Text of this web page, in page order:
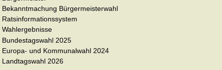
Bekanntmachung Bürgermeisterwahl
Ratsinformationssystem
Wahlergebnisse
Bundestagswahl 2025
Europa- und Kommunalwahl 2024
Landtagswahl 2026